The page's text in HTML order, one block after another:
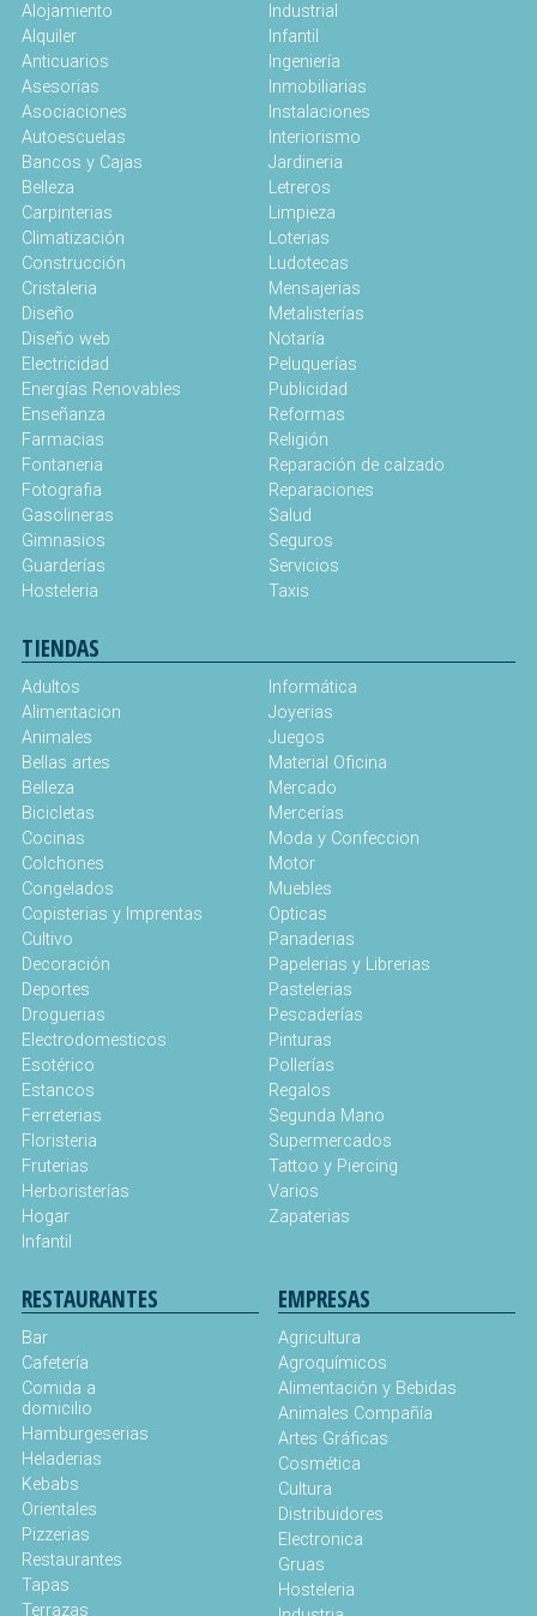
Alojamiento
Alquiler
Anticuarios
Asesorias
Asociaciones
Autoescuelas
Bancos y Cajas
Belleza
Carpinterias
Climatización
Construcción
Cristaleria
Diseño
Diseño web
Electricidad
Energías Renovables
Enseñanza
Farmacias
Fontaneria
Fotografia
Gasolineras
Gimnasios
Guarderías
Hosteleria
Industrial
Infantil
Ingeniería
Inmobiliarias
Instalaciones
Interiorismo
Jardineria
Letreros
Limpieza
Loterias
Ludotecas
Mensajerias
Metalisterías
Notaría
Peluquerías
Publicidad
Reformas
Religión
Reparación de calzado
Reparaciones
Salud
Seguros
Servicios
Taxis
TIENDAS
Adultos
Alimentacion
Animales
Bellas artes
Belleza
Bicicletas
Cocinas
Colchones
Congelados
Copisterias y Imprentas
Cultivo
Decoración
Deportes
Droguerias
Electrodomesticos
Esotérico
Estancos
Ferreterias
Floristeria
Fruterias
Herboristerías
Hogar
Infantil
Informática
Joyerias
Juegos
Material Oficina
Mercado
Mercerías
Moda y Confeccion
Motor
Muebles
Opticas
Panaderias
Papelerias y Librerias
Pastelerias
Pescaderías
Pinturas
Pollerías
Regalos
Segunda Mano
Supermercados
Tattoo y Piercing
Varios
Zapaterias
RESTAURANTES
Bar
Cafetería
Comida a
domicilio
Hamburgeserias
Heladerias
Kebabs
Orientales
Pizzerias
Restaurantes
Tapas
Terrazas
EMPRESAS
Agricultura
Agroquímicos
Alimentación y Bebidas
Animales Compañía
Artes Gráficas
Cosmética
Cultura
Distribuidores
Electronica
Gruas
Hosteleria